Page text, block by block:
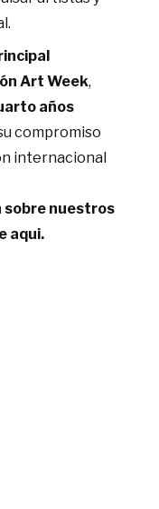
Art Week,
años
compromiso
internacional
sobre nuestros
aqui.